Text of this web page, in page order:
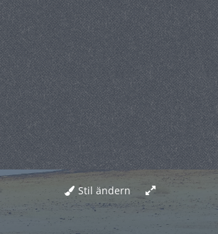
Stil ändern